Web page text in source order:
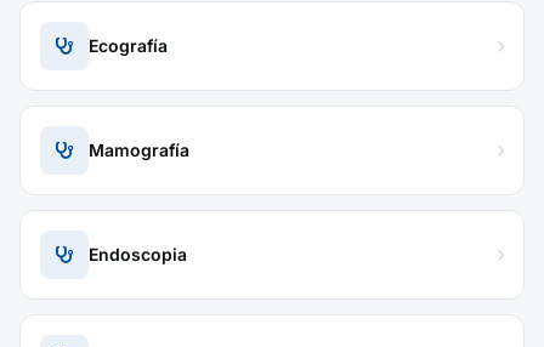
Ecografía
Mamografía
Endoscopia